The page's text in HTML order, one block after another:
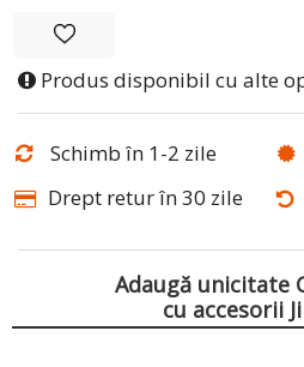
Produs disponibil cu alte
Schimb în 1-2 zile
Drept retur în 30 zile
Adaugă unicitate
cu accesorii